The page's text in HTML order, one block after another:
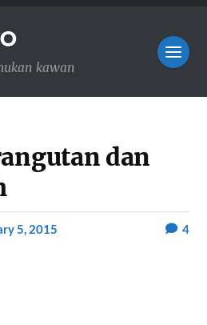
kawan
dan
5, 2015 4